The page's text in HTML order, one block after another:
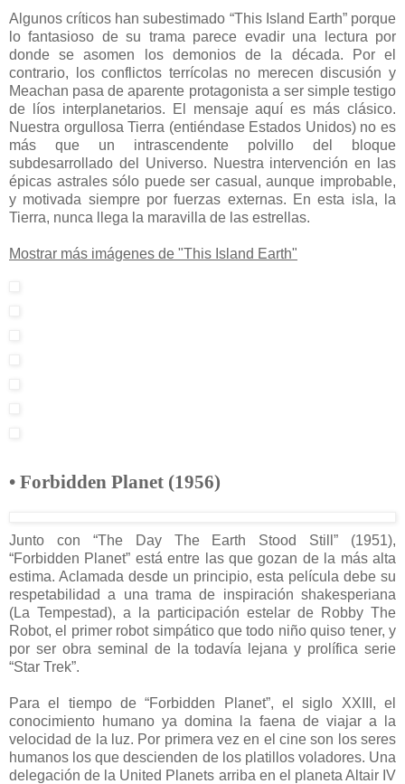
Algunos críticos han subestimado “This Island Earth” porque
lo fantasioso de su trama parece evadir una lectura por
donde se asomen los demonios de la década. Por el
contrario, los conflictos terrícolas no merecen discusión y
Meachan pasa de aparente protagonista a ser simple testigo
de líos interplanetarios. El mensaje aquí es más clásico.
Nuestra orgullosa Tierra (entiéndase Estados Unidos) no es
más que un intrascendente polvillo del bloque
subdesarrollado del Universo. Nuestra intervención en las
épicas astrales sólo puede ser casual, aunque improbable,
y motivada siempre por fuerzas externas. En esta isla, la
Tierra, nunca llega la maravilla de las estrellas.
Mostrar más imágenes de "This Island Earth"
• Forbidden Planet (1956)
Junto con “The Day The Earth Stood Still” (1951),
“Forbidden Planet” está entre las que gozan de la más alta
estima. Aclamada desde un principio, esta película debe su
respetabilidad a una trama de inspiración shakesperiana
(La Tempestad), a la participación estelar de Robby The
Robot, el primer robot simpático que todo niño quiso tener, y
por ser obra seminal de la todavía lejana y prolífica serie
“Star Trek”.
Para el tiempo de “Forbidden Planet”, el siglo XXIII, el
conocimiento humano ya domina la faena de viajar a la
velocidad de la luz. Por primera vez en el cine son los seres
humanos los que descienden de los platillos voladores. Una
delegación de la United Planets arriba en el planeta Altair IV